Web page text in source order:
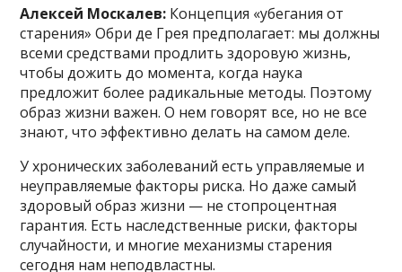
Алексей Москалев: Концепция «убегания от
старения» Обри де Грея предполагает: мы должны
всеми средствами продлить здоровую жизнь,
чтобы дожить до момента, когда наука
предложит более радикальные методы. Поэтому
образ жизни важен. О нем говорят все, но не все
знают, что эффективно делать на самом деле.
У хронических заболеваний есть управляемые и
неуправляемые факторы риска. Но даже самый
здоровый образ жизни — не стопроцентная
гарантия. Есть наследственные риски, факторы
случайности, и многие механизмы старения
сегодня нам неподвластны.